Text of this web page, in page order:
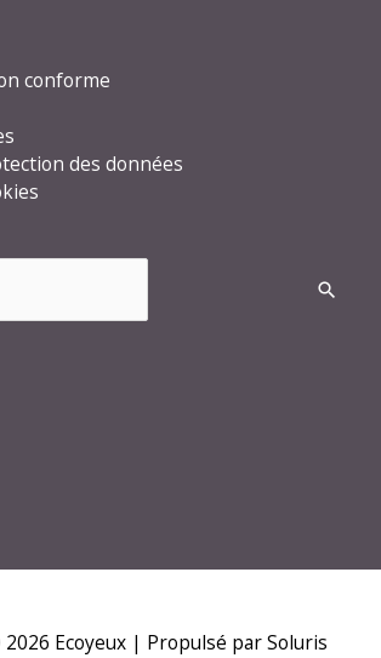
conforme
des données
Ecoyeux| Propulsé par Soluris